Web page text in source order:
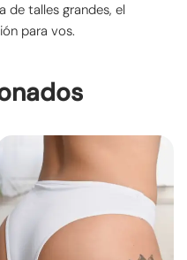
de talles grandes, el
para vos.